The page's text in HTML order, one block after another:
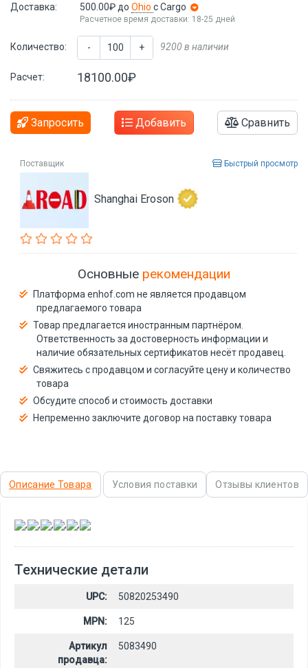
Доставка: 500.00₽ до Ohio с Cargo
Расчетное время доставки: 18-25 дней
Количество: - + 9200 в наличии
Расчет: 18100.00₽
Запросить Добавить Сравнить
Поставщик Быстрый просмотр
Shanghai Eroson
Основные рекомендации
Платформа enhof.com не является продавцом
предлагаемого товара
Товар предлагается иностранным партнёром.
Ответственность за достоверность информации и
наличие обязательных сертификатов несёт продавец.
Свяжитесь с продавцом и согласуйте цену и количество
товара
Обсудите способ и стоимость доставки
Непременно заключите договор на поставку товара
Описание Товара Условия поставки Отзывы клиентов
, , , , ,
Технические детали
UPC: 50820253490
MPN: 125
Артикул
продавца:
5083490